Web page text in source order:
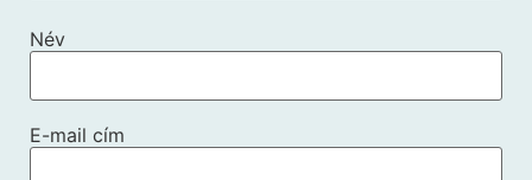
Név
E-mail cím